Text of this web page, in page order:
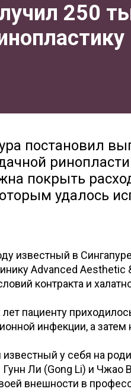
250
постановил
покрыть
удалось
известный в
Advanced Aesthetic
контракта и
пациенту
инфекции, а
у себя на
Ли (Gong Li) и Чжао
внешности в